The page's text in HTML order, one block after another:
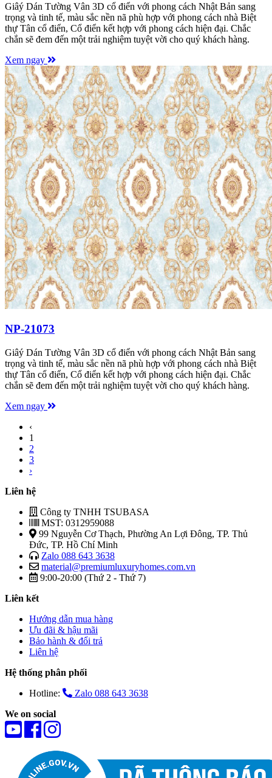
Giâý Dán Tường Vân 3D cổ điển với phong cách Nhật Bản sang
trọng và tinh tế, màu sắc nền nã phù hợp với phong cách nhà Biệt
thự Tân cổ điển, Cổ điển kết hợp với phong cách hiện đại. Chắc
chắn sẽ đem đến một trải nghiệm tuyệt vời cho quý khách hàng.
Xem ngay
NP-21073
Giâý Dán Tường Vân 3D cổ điển với phong cách Nhật Bản sang
trọng và tinh tế, màu sắc nền nã phù hợp với phong cách nhà Biệt
thự Tân cổ điển, Cổ điển kết hợp với phong cách hiện đại. Chắc
chắn sẽ đem đến một trải nghiệm tuyệt vời cho quý khách hàng.
Xem ngay
‹
1
2
3
›
Liên hệ
Công ty TNHH TSUBASA
MST: 0312959088
99 Nguyễn Cơ Thạch, Phường An Lợi Đông, TP. Thủ
Đức, TP. Hồ Chí Minh
Zalo 088 643 3638
material@premiumluxuryhomes.com.vn
9:00-20:00 (Thứ 2 - Thứ 7)
Liên kết
Hướng dẫn mua hàng
Ưu đãi & hậu mãi
Bảo hành & đổi trả
Liên hệ
Hệ thống phân phối
Hotline:
Zalo 088 643 3638
We on social